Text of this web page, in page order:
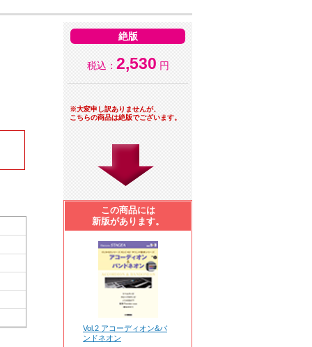
絶版
税込： 2,530 円
※大変申し訳ありませんが、
こちらの商品は絶版でございます。
この商品には
新版があります。
Vol.2 アコーディオン&バ
ンドネオン